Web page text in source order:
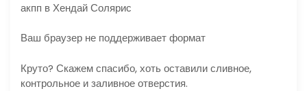
Ваш браузер не поддерживает формат
Круто? Скажем спасибо, хоть оставили сливное,
контрольное и заливное отверстия.